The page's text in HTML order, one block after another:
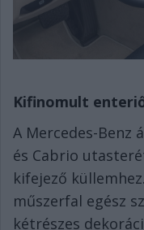
Kifinomult enteri
A Mercedes-Benz
és Cabrio
kifejező
műszerfal egész
kétrészes